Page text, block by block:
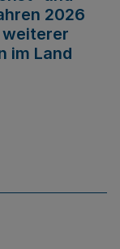
2026
weiterer
im Land